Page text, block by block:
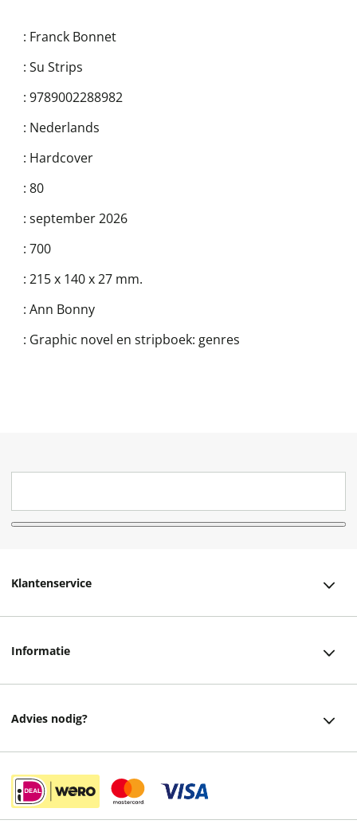
: Franck Bonnet
: Su Strips
: 9789002288982
: Nederlands
: Hardcover
: 80
: september 2026
: 700
: 215 x 140 x 27 mm.
: Ann Bonny
: Graphic novel en stripboek: genres
Klantenservice
Retourneren
Veelgestelde vragen
Informatie
Cadeaukaart
Advies nodig?
Instagram